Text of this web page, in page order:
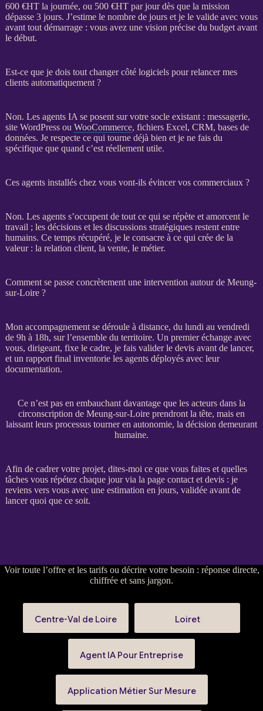
600 €HTla journée, ou 500 €HTpar jour dès que la mission
dépasse 3 jours. J’estime le nombre de jours et je le valide avec vous
avant tout démarrage : vous avez une vision précise du budget avant
le début.
Est-ce que je dois tout changer côté logiciels pour relancer mes
clients automatiquement ?
Non. Les agents IA se posent sur votre socle existant : messagerie,
site WordPressou WooCommerce, fichiers Excel, CRM, bases de
données. Je respecte ce qui tourne déjà bien et je ne fais du
spécifique que quand c’est réellement utile.
Ces agents installés chez vous vont-ils évincer vos commerciaux ?
Non. Les agentss’occupent de tout ce qui se répète et amorcent le
travail ; les décisions et les discussions stratégiques restent entre
humains. Ce temps récupéré, je le consacre à ce qui crée de la
valeur : la relation client, la vente, le métier.
Comment se passe concrètement une intervention autour de Meung-
sur-Loire ?
Mon accompagnement se déroule à distance, du lundi au vendredi
de 9h à 18h, sur l’ensemble du territoire. Un premier échange avec
vous, dirigeant, fixe le cadre, je fais valider le devisavant de lancer,
et un rapport final inventorie les agentsdéployés avec leur
documentation.
Ce n’est pas en embauchant davantage que les acteurs dans la
circonscription de Meung-sur-Loire prendront la tête, mais en
laissant leurs processus tourner en autonomie, la décision demeurant
humaine.
Afin de cadrervotre projet, dites-moi ce que vous faites et quelles
tâches vous répétez chaque jour via la page contact et devis: je
reviens vers vous avec une estimation en jours, validée avant de
lancer quoi que ce soit.
Voirtoute l’offre et les tarifsou décrire votre besoin : réponse directe,
chiffrée et sans jargon.
Centre-Val de Loire Loiret
Agent IA Pour Entreprise
Application Métier Sur Mesure